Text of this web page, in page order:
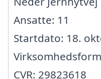
Ansatte: 11
Startdato: 18.
CVR: 29823618